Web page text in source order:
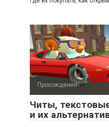
Прохождения
Читы,
и их